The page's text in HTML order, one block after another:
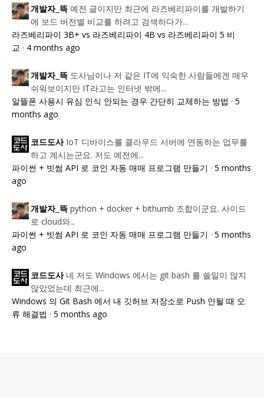
개발자_뜩 예전 글이지만 최근에 라즈베리파이를 개발하기
에 보드 버전별 비교를 하려고 검색하다가...
라즈베리파이 3B+ vs 라즈베리파이 4B vs 라즈베리파이 5 비
교 · 4 months ago
개발자_뜩 도사님이나 저 같은 IT에 익숙한 사람들에겐 매우
쉬워보이지만 IT라고는 인터넷 밖에...
알뜰폰 사용시 유심 인식 안되는 경우 간단히 교체하는 방법 · 5
months ago
코드도사 IoT 디바이스를 클라우드 서버에 연동하는 업무를
하고 계시는군요. 저도 예전에...
파이썬 + 빗썸 API 로 코인 자동 매매 프로그램 만들기 · 5 months
ago
개발자_뜩 python + docker + bithumb 조합이군요. 사이드
로 cloud와...
파이썬 + 빗썸 API 로 코인 자동 매매 프로그램 만들기 · 5 months
ago
코드도사 네 저도 Windows 에서는 git bash 를 쓸일이 많지
않았었는데 최근에...
Windows 의 Git Bash 에서 내 깃허브 저장소로 Push 안될 때 오
류 해결법 · 5 months ago